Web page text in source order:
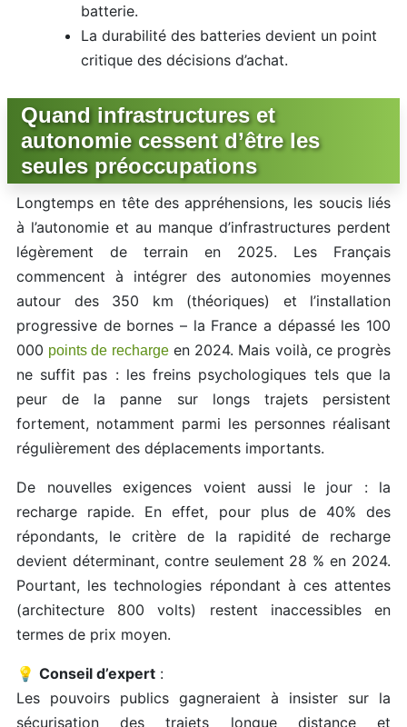
batterie.
La durabilité des batteries devient un point
critique des décisions d’achat.
Quand infrastructures et
autonomie cessent d’être les
seules préoccupations
Longtemps en tête des appréhensions, les soucis liés
à l’autonomie et au manque d’infrastructures perdent
légèrement de terrain en 2025. Les Français
commencent à intégrer des autonomies moyennes
autour des 350 km (théoriques) et l’installation
progressive de bornes – la France a dépassé les 100
000 points de rechargeen 2024. Mais voilà, ce progrès
ne suffit pas : les freins psychologiques tels que la
peur de la panne sur longs trajets persistent
fortement, notamment parmi les personnes réalisant
régulièrement des déplacements importants.
De nouvelles exigences voient aussi le jour : la
recharge rapide. En effet, pour plus de 40% des
répondants, le critère de la rapidité de recharge
devient déterminant, contre seulement 28 % en 2024.
Pourtant, les technologies répondant à ces attentes
(architecture 800 volts) restent inaccessibles en
termes de prix moyen.
💡 Conseil d’expert :
Les pouvoirs publics gagneraient à insister sur la
sécurisation des trajets longue distance et